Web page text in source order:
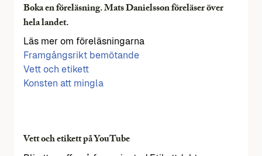
Boka en föreläsning. Mats Danielsson föreläser över
hela landet.
Läs mer om föreläsningarna
Framgångsrikt bemötande
Vett och etikett
Konsten att mingla
Vett och etikett på YouTube